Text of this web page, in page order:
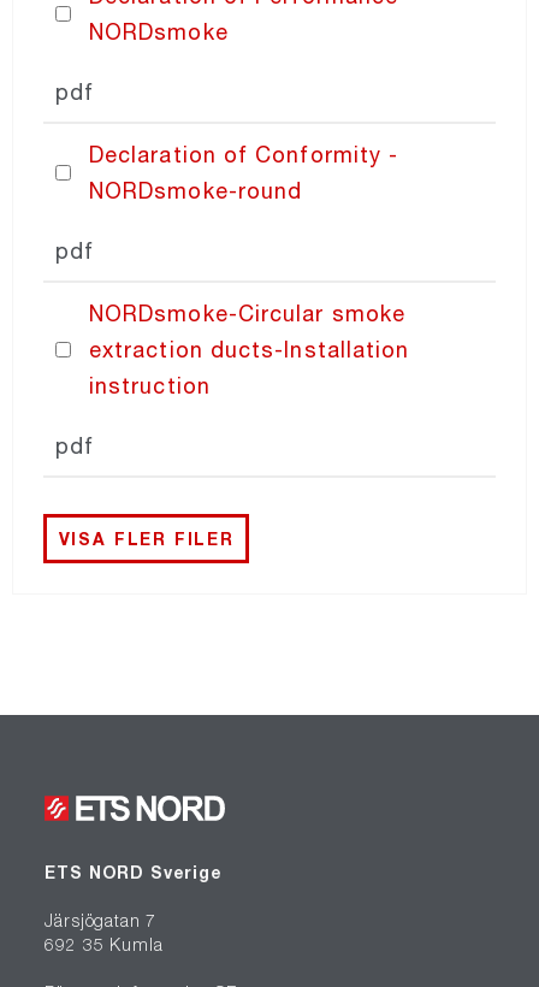
NORDsmoke
pdf
Declaration of Conformity -
NORDsmoke-round
pdf
NORDsmoke-Circular smoke
extraction ducts-Installation
instruction
pdf
VISA FLER FILER
ETS NORD Sverige
Järsjögatan 7
692 35 Kumla